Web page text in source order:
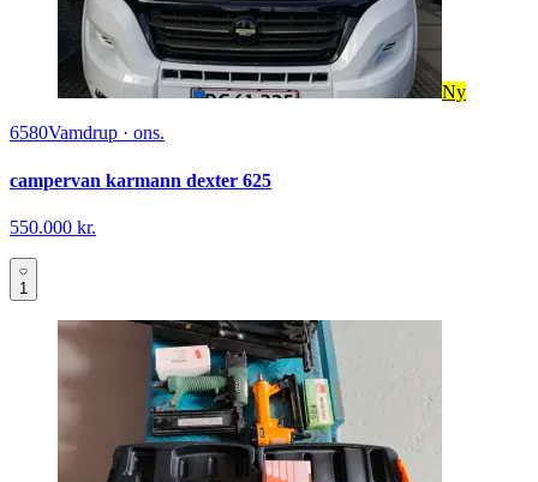
Ny
6580Vamdrup · ons.
campervan karmann dexter 625
550.000 kr.
1